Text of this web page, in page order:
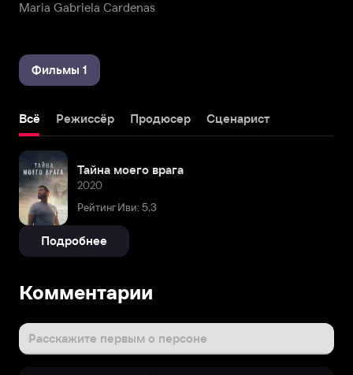
Maria Gabriela Cardenas
Фильмы 1
Всё Режиссёр Продюсер Сценарист
Тайна моего врага
2020
Рейтинг Иви: 5,3
Подробнее
Комментарии
Расскажите первым о персоне